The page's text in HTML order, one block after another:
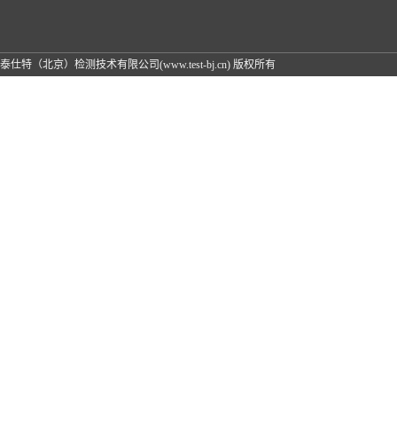
泰仕特（北京）检测技术有限公司(www.test-bj.cn) 版权所有